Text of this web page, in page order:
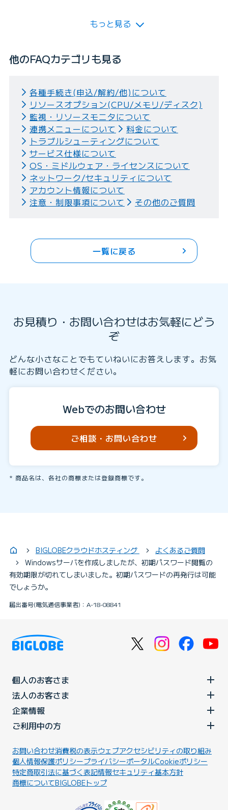
もっと見る
他のFAQカテゴリも見る
各種手続き(申込/解約/他)について
リソースオプション(CPU/メモリ/ディスク)
監視・リソースモニタについて
連携メニューについて
料金について
トラブルシューティングについて
サービス仕様について
OS・ミドルウェア・ライセンスについて
ネットワーク/セキュリティについて
アカウント情報について
注意・制限事項について
その他のご質問
一覧に戻る
お見積り・お問い合わせはお気軽にどう
ぞ
どんな小さなことでもていねいにお答えします。お気
軽にお問い合わせください。
Webでのお問い合わせ
ご相談・お問い合わせ
商品名は、各社の商標または登録商標です。
BIGLOBEクラウドホスティング
よくあるご質問
Windowsサーバを作成しましたが、初期パスワード閲覧の
有効期限が切れてしまいました。初期パスワードの再発行は可能
でしょうか。
届出番号(電気通信事業者)：A-18-08841
個人のお客さま
法人のお客さま
企業情報
ご利用中の方
お問い合わせ消費税の表示ウェブアクセシビリティの取り組み
個人情報保護ポリシープライバシーポータルCookieポリシー
特定商取引法に基づく表記情報セキュリティ基本方針
商標についてBIGLOBEトップ